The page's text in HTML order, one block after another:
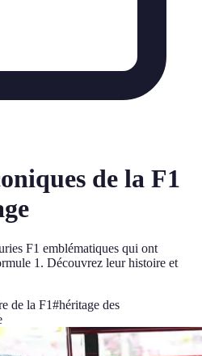
de la F1
F1 emblématiques qui ont
1. Découvrez leur histoire et
de la F1#héritage des